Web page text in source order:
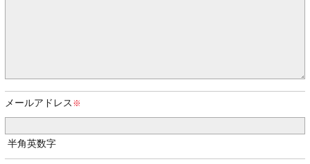
メールアドレス
半角英数字